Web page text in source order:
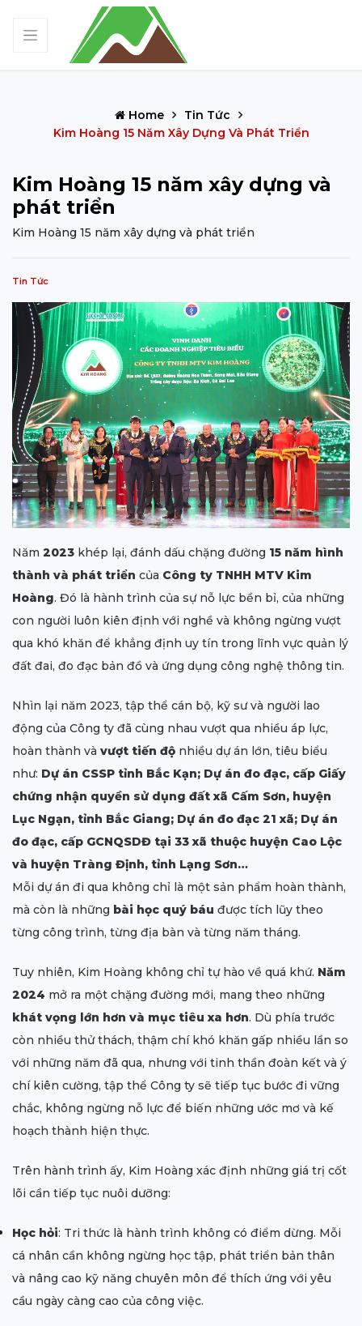
Home
Tin Tức
Kim Hoàng 15 Năm Xây Dựng Và Phát Triển
Kim Hoàng 15 năm xây dựng và
phát triển
Kim Hoàng 15 năm xây dựng và phát triển
Tin Tức
Năm 2023 khép lại, đánh dấu chặng đường 15 năm hình
thành và phát triển của Công ty TNHH MTV Kim
Hoàng. Đó là hành trình của sự nỗ lực bền bỉ, của những
con người luôn kiên định với nghề và không ngừng vượt
qua khó khăn để khẳng định uy tín trong lĩnh vực quản lý
đất đai, đo đạc bản đồ và ứng dụng công nghệ thông tin.
Nhìn lại năm 2023, tập thể cán bộ, kỹ sư và người lao
động của Công ty đã cùng nhau vượt qua nhiều áp lực,
hoàn thành và vượt tiến độ nhiều dự án lớn, tiêu biểu
như: Dự án CSSP tỉnh Bắc Kạn; Dự án đo đạc, cấp Giấy
chứng nhận quyền sử dụng đất xã Cấm Sơn, huyện
Lục Ngạn, tỉnh Bắc Giang; Dự án đo đạc 21 xã; Dự án
đo đạc, cấp GCNQSDĐ tại 33 xã thuộc huyện Cao Lộc
và huyện Tràng Định, tỉnh Lạng Sơn…
Mỗi dự án đi qua không chỉ là một sản phẩm hoàn thành,
mà còn là những bài học quý báu được tích lũy theo
từng công trình, từng địa bàn và từng năm tháng.
Tuy nhiên, Kim Hoàng không chỉ tự hào về quá khứ. Năm
2024 mở ra một chặng đường mới, mang theo những
khát vọng lớn hơn và mục tiêu xa hơn. Dù phía trước
còn nhiều thử thách, thậm chí khó khăn gấp nhiều lần so
với những năm đã qua, nhưng với tinh thần đoàn kết và ý
chí kiên cường, tập thể Công ty sẽ tiếp tục bước đi vững
chắc, không ngừng nỗ lực để biến những ước mơ và kế
hoạch thành hiện thực.
Trên hành trình ấy, Kim Hoàng xác định những giá trị cốt
lõi cần tiếp tục nuôi dưỡng:
Học hỏi: Tri thức là hành trình không có điểm dừng. Mỗi
cá nhân cần không ngừng học tập, phát triển bản thân
và nâng cao kỹ năng chuyên môn để thích ứng với yêu
cầu ngày càng cao của công việc.